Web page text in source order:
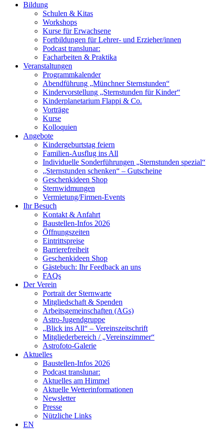
Bildung
Schulen & Kitas
Workshops
Kurse für Erwachsene
Fortbildungen für Lehrer- und Erzieher/innen
Podcast translunar:
Facharbeiten & Praktika
Veranstaltungen
Programmkalender
Abendführung „Münchner Sternstunden“
Kindervorstellung „Sternstunden für Kinder“
Kinderplanetarium Flappi & Co.
Vorträge
Kurse
Kolloquien
Angebote
Kindergeburtstag feiern
Familien-Ausflug ins All
Individuelle Sonderführungen „Sternstunden spezial“
„Sternstunden schenken“ – Gutscheine
Geschenkideen Shop
Sternwidmungen
Vermietung/Firmen-Events
Ihr Besuch
Kontakt & Anfahrt
Baustellen-Infos 2026
Öffnungszeiten
Eintrittspreise
Barrierefreiheit
Geschenkideen Shop
Gästebuch: Ihr Feedback an uns
FAQs
Der Verein
Portrait der Sternwarte
Mitgliedschaft & Spenden
Arbeitsgemeinschaften (AGs)
Astro-Jugendgruppe
„Blick ins All“ – Vereinszeitschrift
Mitgliederbereich / „Vereinszimmer“
Astrofoto-Galerie
Aktuelles
Baustellen-Infos 2026
Podcast translunar:
Aktuelles am Himmel
Aktuelle Wetterinformationen
Newsletter
Presse
Nützliche Links
EN